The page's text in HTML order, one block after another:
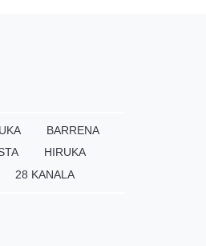
BARRENA
HIRUKA
28 KANALA